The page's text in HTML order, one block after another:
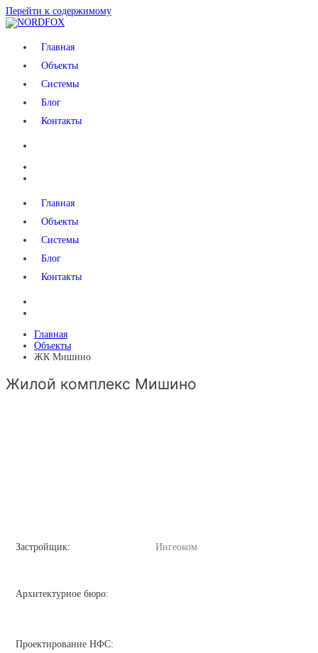
Перейти к содержимому
NORDFOXГлавная
Объекты
Системы
Блог
Контакты
Главная
Объекты
Системы
Блог
Контакты
Главная
Объекты
ЖК Мишино
Жилой комплекс Мишино
Застройщик: Ингеоком
Архитектурное бюро:
Проектирование НФС: